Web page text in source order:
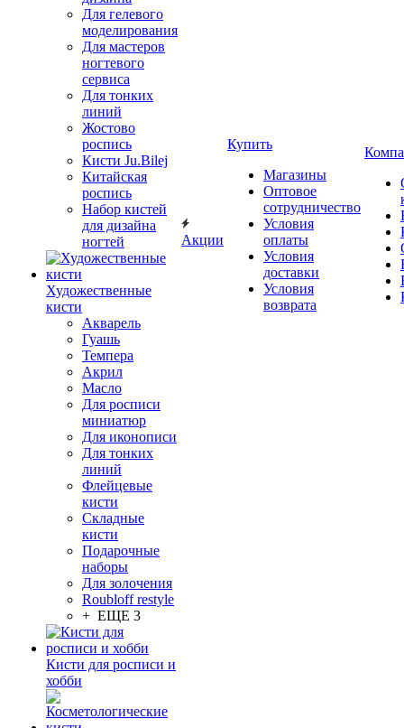
Для гелевого
моделирования
Для мастеров
ногтевого
сервиса
Для тонких
линий
Жостово
роспись
Кисти Ju.Bilej
Китайская
роспись
Набор кистей
для дизайна
ногтей
Художественные
кисти
Акварель
Гуашь
Темпера
Акрил
Масло
Для росписи
миниатюр
Для иконописи
Для тонких
линий
Флейцевые
кисти
Складные
кисти
Подарочные
наборы
Для золочения
Roubloff restyle
+ ЕЩЕ 3
Кисти для росписи и
хобби
Акции
Купить
Магазины
Оптовое
сотрудничество
Условия
оплаты
Условия
доставки
Условия
возврата